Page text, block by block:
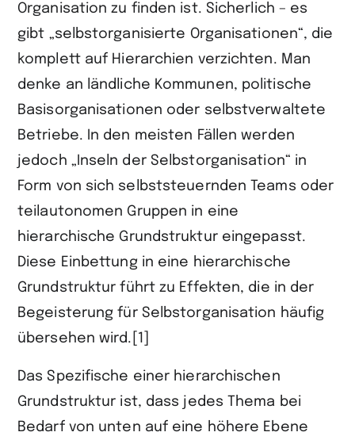
Organisation zu finden ist. Sicherlich – es
gibt „selbstorganisierte Organisationen“, die
komplett auf Hierarchien verzichten. Man
denke an ländliche Kommunen, politische
Basisorganisationen oder selbstverwaltete
Betriebe. In den meisten Fällen werden
jedoch „Inseln der Selbstorganisation“ in
Form von sich selbststeuernden Teams oder
teilautonomen Gruppen in eine
hierarchische Grundstruktur eingepasst.
Diese Einbettung in eine hierarchische
Grundstruktur führt zu Effekten, die in der
Begeisterung für Selbstorganisation häufig
übersehen wird.[1]
Das Spezifische einer hierarchischen
Grundstruktur ist, dass jedes Thema bei
Bedarf von unten auf eine höhere Ebene